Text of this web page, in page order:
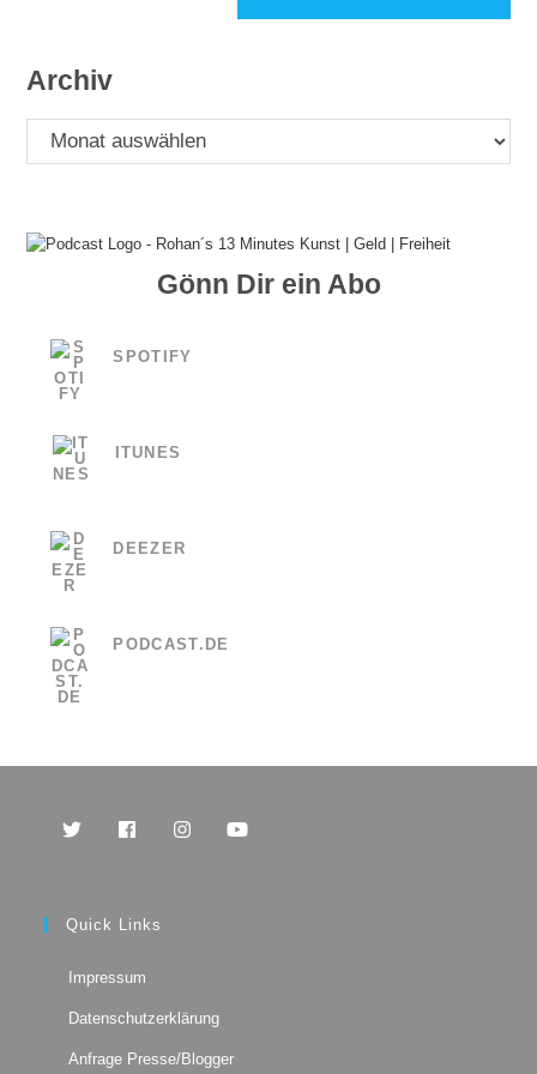
Archiv
Archiv
Gönn Dir ein Abo
SPOTIFY
ITUNES
DEEZER
PODCAST.DE
a
a
Quick Links
Impressum
Datenschutzerklärung
Anfrage Presse/Blogger